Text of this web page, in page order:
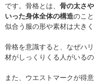
です。骨格とは、 骨の太さ
いった身体全体の構造のこ
似合う服の形や素材は大きく
骨格を意識すると、なぜハ
材がしっくりくる人がいる
また、ウエストマークが得